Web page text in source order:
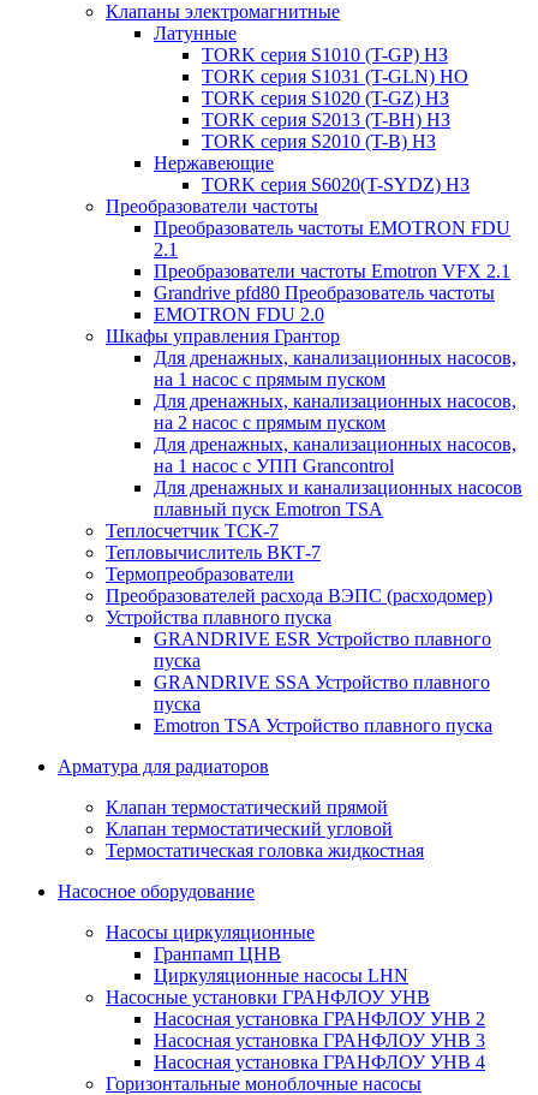
Клапаны электромагнитные
Латунные
TORK серия S1010 (T-GP) НЗ
TORK серия S1031 (T-GLN) НО
TORK серия S1020 (T-GZ) НЗ
TORK серия S2013 (T-BH) НЗ
TORK серия S2010 (T-B) НЗ
Нержавеющие
TORK серия S6020(T-SYDZ) НЗ
Преобразователи частоты
Преобразователь частоты EMOTRON FDU
2.1
Преобразователи частоты Emotron VFX 2.1
Grandrive pfd80 Преобразователь частоты
EMOTRON FDU 2.0
Шкафы управления Грантор
Для дренажных, канализационных насосов,
на 1 насос с прямым пуском
Для дренажных, канализационных насосов,
на 2 насос с прямым пуском
Для дренажных, канализационных насосов,
на 1 насос с УПП Grancontrol
Для дренажных и канализационных насосов
плавный пуск Emotron TSA
Теплосчетчик ТСК-7
Тепловычислитель ВКТ-7
Термопреобразователи
Преобразователей расхода ВЭПС (расходомер)
Устройства плавного пуска
GRANDRIVE ESR Устройство плавного
пуска
GRANDRIVE SSA Устройство плавного
пуска
Emotron TSA Устройство плавного пуска
Арматура для радиаторов
Клапан термостатический прямой
Клапан термостатический угловой
Термостатическая головка жидкостная
Насосное оборудование
Насосы циркуляционные
Гранпамп ЦНВ
Циркуляционные насосы LHN
Насосные установки ГРАНФЛОУ УНВ
Насосная установка ГРАНФЛОУ УНВ 2
Насосная установка ГРАНФЛОУ УНВ 3
Насосная установка ГРАНФЛОУ УНВ 4
Горизонтальные моноблочные насосы